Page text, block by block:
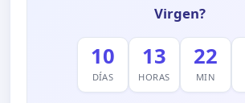
Virgen?
10
DÍAS
13
HORAS
22
MIN